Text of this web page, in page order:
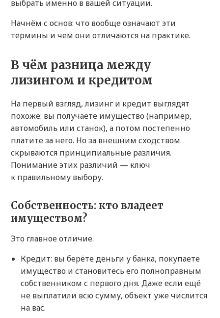
выбрать именно в вашей ситуации.
Начнём с основ: что вообще означают эти
термины и чем они отличаются на практике.
В чём разница между
лизингом и кредитом
На первый взгляд, лизинг и кредит выглядят
похоже: вы получаете имущество (например,
автомобиль или станок), а потом постепенно
платите за него. Но за внешним сходством
скрываются принципиальные различия.
Понимание этих различий — ключ
к правильному выбору.
Собственность: кто владеет
имуществом?
Это главное отличие.
Кредит: вы берёте деньги у банка, покупаете
имущество и становитесь его полноправным
собственником с первого дня. Даже если ещё
не выплатили всю сумму, объект уже числится
на вас.